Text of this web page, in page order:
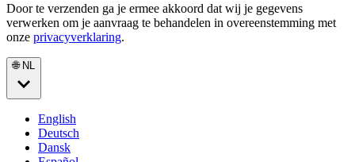
Door te verzenden ga je ermee akkoord dat wij je gegevens
verwerken om je aanvraag te behandelen in overeenstemming met
onze privacyverklaring.
🌐 NL
English
Deutsch
Dansk